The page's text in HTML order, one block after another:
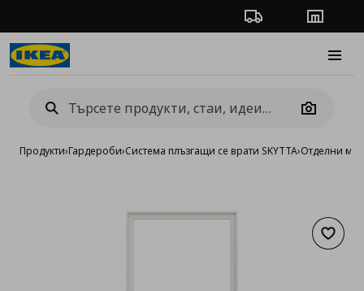
Проследяване на
Camera
Продукти›Гардероби›Система плъзгащи се врати SKYTTA›Отделни